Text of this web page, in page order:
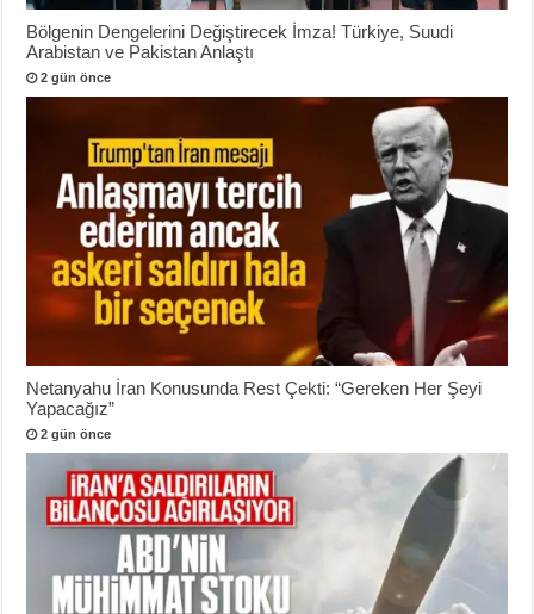
Bölgenin Dengelerini Değiştirecek İmza! Türkiye, Suudi
Arabistan ve Pakistan Anlaştı
2 gün önce
Netanyahu İran Konusunda Rest Çekti: “Gereken Her Şeyi
Yapacağız”
2 gün önce